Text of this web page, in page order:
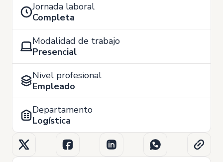
Jornada laboral
Completa
Modalidad de trabajo
Presencial
Nivel profesional
Empleado
Departamento
Logística